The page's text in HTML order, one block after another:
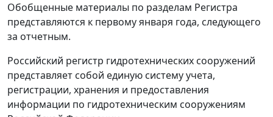
Обобщенные материалы по разделам Регистра
представляются к первому января года, следующего
за отчетным.
Российский регистр гидротехнических сооружений
представляет собой единую систему учета,
регистрации, хранения и предоставления
информации по гидротехническим сооружениям